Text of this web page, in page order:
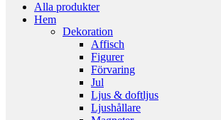
Alla produkter
Hem
Dekoration
Affisch
Figurer
Förvaring
Jul
Ljus & doftljus
Ljushållare